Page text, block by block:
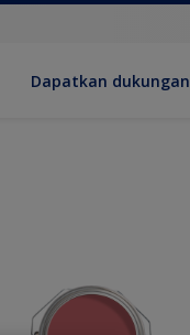
Dapatkan dukungan